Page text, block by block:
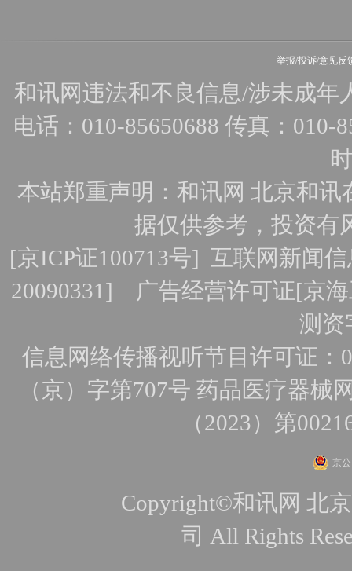
举报/投诉/意见反
和讯网违法和不良信息/涉未成年
电话：010-85650688 传真：010-
本站郑重声明：和讯网 北京和
据仅供参考，投资有
[京ICP证100713号]互联网新闻
20090331] 广告经营许可证[京
测资
信息网络传播视听节目许可证：
（京）字第707号 药品医疗器械
（2023）第
京
Copyright©和讯网 北
司 All Rights